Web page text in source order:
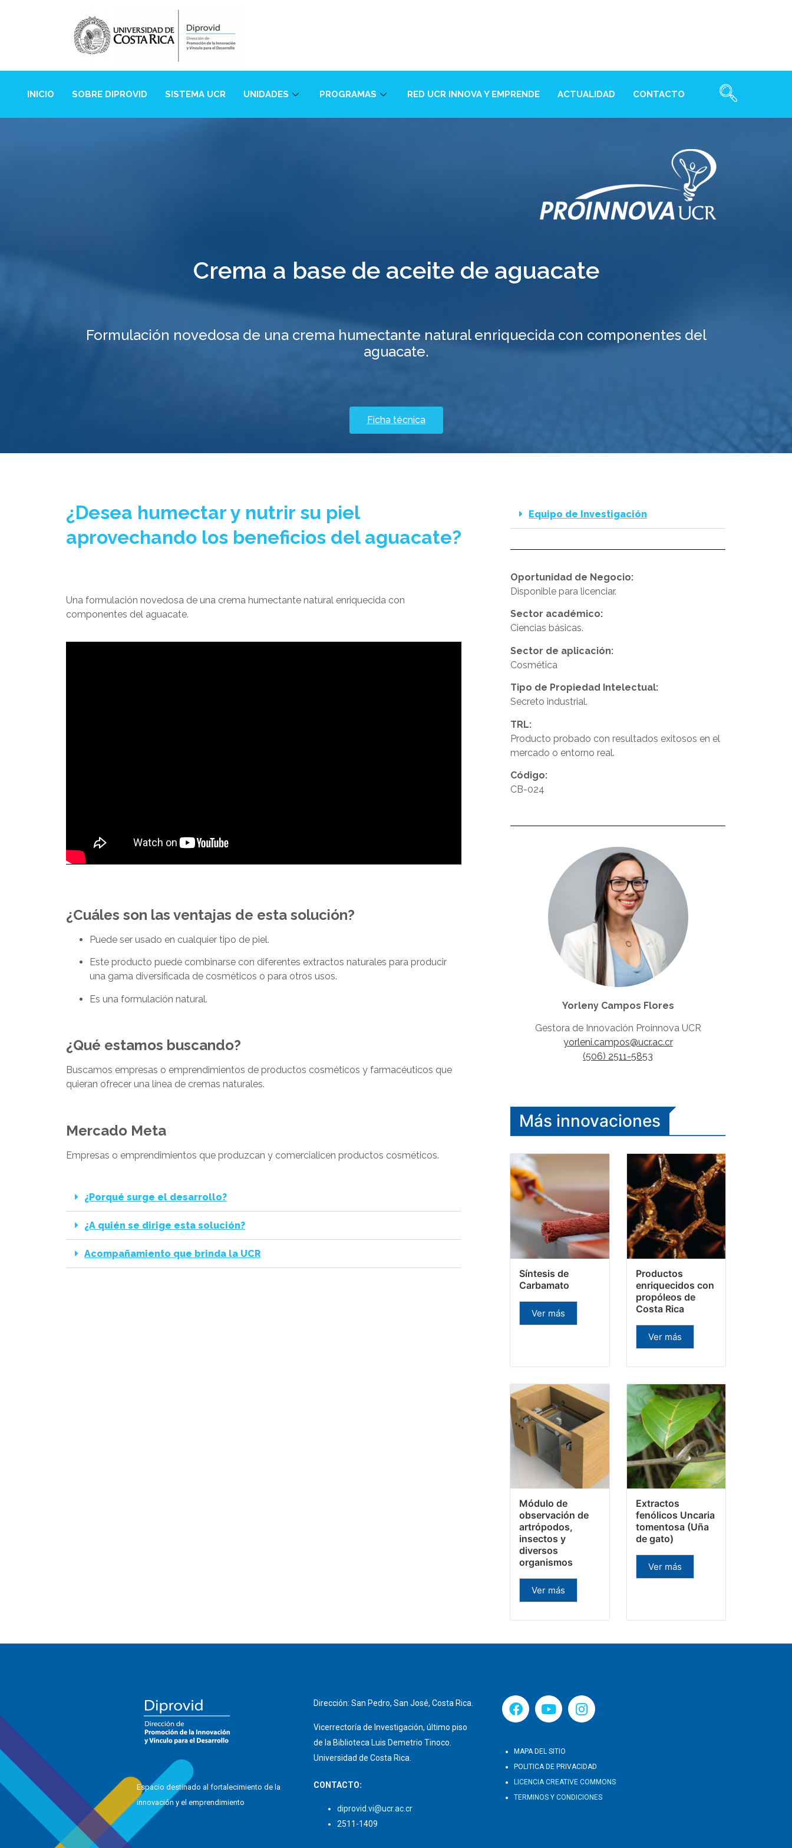
INICIO SOBRE DIPROVID SISTEMA UCR UNIDADES PROGRAMAS RED UCR INNOVA Y EMPRENDE ACTUALIDAD CONTACTO
Crema a base de aceite de aguacate
Formulación novedosa de una crema humectante natural enriquecida con componentes del
aguacate.
Ficha técnica
¿Desea humectar y nutrir su piel
aprovechando los beneficios del aguacate?
Una formulación novedosa de una crema humectante natural enriquecida con
componentes del aguacate.
¿Cuáles son las ventajas de esta solución?
Puede ser usado en cualquier tipo de piel.
Este producto puede combinarse con diferentes extractos naturales para producir
una gama diversificada de cosméticos o para otros usos.
Es una formulación natural.
¿Qué estamos buscando?
Buscamos empresas o emprendimientos de productos cosméticos y farmacéuticos que
quieran ofrecer una línea de cremas naturales.
Mercado Meta
Empresas o emprendimientos que produzcan y comercialicen productos cosméticos.
¿Porqué surge el desarrollo?
¿A quién se dirige esta solución?
Acompañamiento que brinda la UCR
Equipo de Investigación
Oportunidad de Negocio:
Disponible para licenciar.
Sector académico:
Ciencias básicas.
Sector de aplicación:
Cosmética
Tipo de Propiedad Intelectual:
Secreto industrial.
TRL:
Producto probado con resultados exitosos en el
mercado o entorno real.
Código:
CB-024
Yorleny Campos Flores
Gestora de Innovación Proinnova UCR
yorleni.campos@ucr.ac.cr
(506) 2511-5853
Más innovaciones
Síntesis de
Carbamato
Ver más
Productos
enriquecidos con
propóleos de
Costa Rica
Ver más
Módulo de
observación de
artrópodos,
insectos y
diversos
organismos
Ver más
Extractos
fenólicos Uncaria
tomentosa (Uña
de gato)
Ver más
Espacio destinado al fortalecimiento de la
innovación y el emprendimiento
Dirección: San Pedro, San José, Costa Rica.
Vicerrectoría de Investigación, último piso
de la Biblioteca Luis Demetrio Tinoco.
Universidad de Costa Rica.
CONTACTO:
diprovid.vi@ucr.ac.cr
2511-1409
MAPA DEL SITIO
POLITICA DE PRIVACIDAD
LICENCIA CREATIVE COMMONS
TERMINOS Y CONDICIONES